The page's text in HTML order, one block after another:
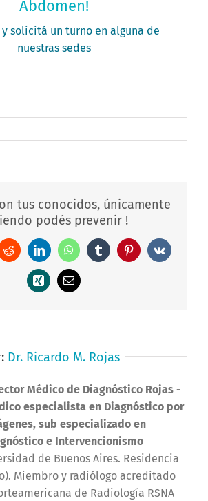
Abdomen!
solicitá un turno en alguna de
nuestras sedes
PEDÍ TU TURNO
tus conocidos, únicamente
podés prevenir !
RedditLinkedInWhatsAppTumblrPinterestVk
Xing
Correo
electrónico
Dr. Ricardo M. Rojas
Médico de Diagnóstico Rojas -
especialista en Diagnóstico por
sub especializado en
e Intervencionismo
de Buenos Aires. Residencia
Miembro y radiólogo acreditado
de Radiología RSNA